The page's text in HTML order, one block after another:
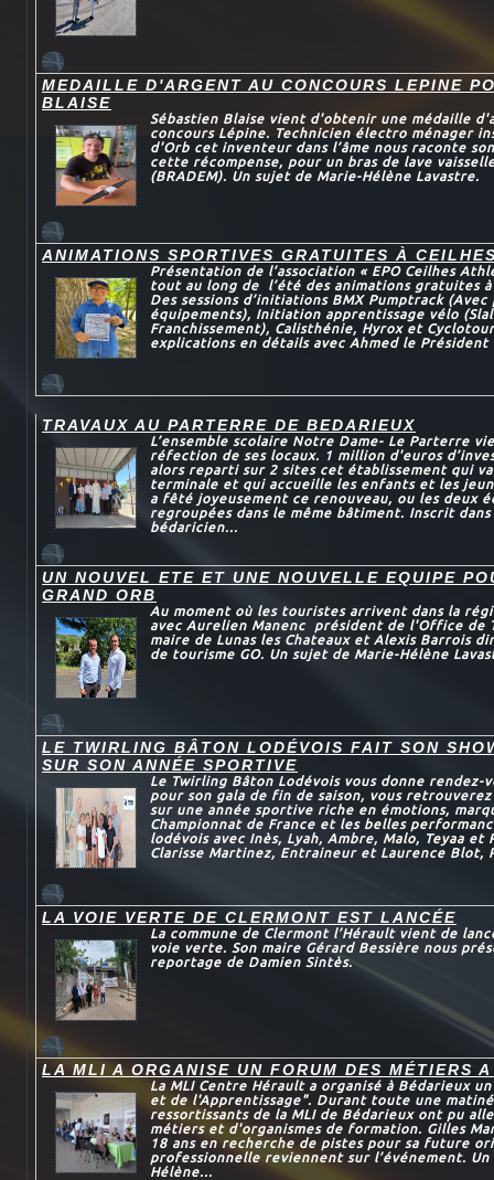
MEDAILLE D'ARGENT AU CONCOURS LEPINE
BLAISE
Sébastien Blaise vient d'obtenir une médaille
concours Lépine. Technicien électro ménager
d'Orb cet inventeur dans l’âme nous raconte
cette récompense, pour un bras de lave
(BRADEM). Un sujet de Marie-Hélène Lavastre.
ANIMATIONS SPORTIVES GRATUITES À
Présentation de l’association « EPO Ceilhes
tout au long de l’été des animations gratuites à
Des sessions d’initiations BMX Pumptrack
équipements), Initiation apprentissage vélo
Franchissement), Calisthénie, Hyrox et
explications en détails avec Ahmed le Président
TRAVAUX AU PARTERRE DE BEDARIEUX
L’ensemble scolaire Notre Dame- Le Parterre
réfection de ses locaux. 1 million d'euros
alors reparti sur 2 sites cet établissement qui
terminale et qui accueille les enfants et les
a fêté joyeusement ce renouveau, ou les deux
regroupées dans le même bâtiment. Inscrit dans
bédaricien...
UN NOUVEL ETE ET UNE NOUVELLE EQUIPE
GRAND ORB
Au moment où les touristes arrivent dans la
avec Aurelien Manenc président de l'Office de
maire de Lunas les Chateaux et Alexis Barrois
de tourisme GO. Un sujet de Marie-Hélène
LE TWIRLING BÂTON LODÉVOIS FAIT SON
SUR SON ANNÉE SPORTIVE
Le Twirling Bâton Lodévois vous donne rendez-
pour son gala de fin de saison, vous
sur une année sportive riche en émotions,
Championnat de France et les belles
lodévois avec Inès, Lyah, Ambre, Malo, Teyaa et
Clarisse Martinez, Entraineur et Laurence Blot,
LA VOIE VERTE DE CLERMONT EST LANCÉE
La commune de Clermont l’Hérault vient de
voie verte. Son maire Gérard Bessière nous
reportage de Damien Sintès.
LA MLI A ORGANISE UN FORUM DES MÉTIERS
La MLI Centre Hérault a organisé à Bédarieux
et de l'Apprentissage". Durant toute une
ressortissants de la MLI de Bédarieux ont pu
métiers et d'organismes de formation. Gilles
18 ans en recherche de pistes pour sa future
professionnelle reviennent sur l’événement.
Hélène...